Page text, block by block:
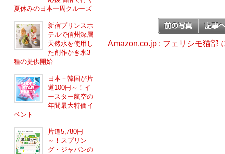
夏休みの日本一周クルーズ
新宿プリンスホ
テルで信州深層
天然水を使用し
た創作かき氷3
種の提供開始
日本－韓国が片
道100円～！イ
ースター航空の
年間最大特価イ
ベント
片道5,780円
～！スプリン
グ・ジャパンの
Amazon.co.jp : フェリシモ猫部